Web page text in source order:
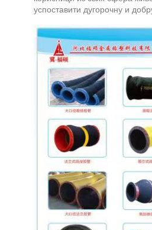
успоставити дугорочну и